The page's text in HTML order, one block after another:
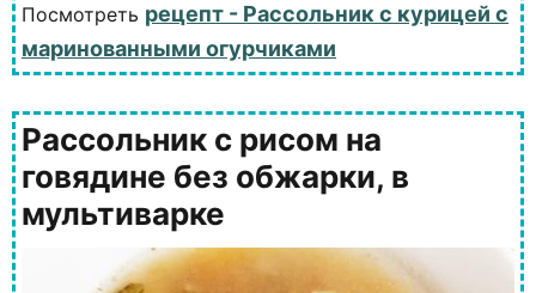
Посмотреть рецепт - Рассольник с курицей с
маринованными огурчиками
Рассольник с рисом на
говядине без обжарки, в
мультиварке